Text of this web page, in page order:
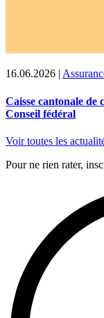
16.06.2026 |
Caisse cantonale de
Conseil fédéral
Voir toutes les
Pour ne rien rater,